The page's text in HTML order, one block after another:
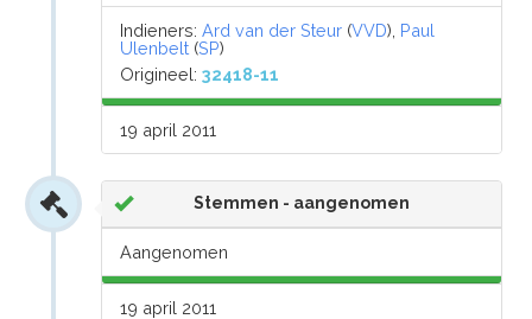
Indieners:Ard van der Steur (VVD), Paul
Ulenbelt (SP)
Origineel:32418-11
19 april 2011
Stemmen - aangenomen
Aangenomen
19 april 2011